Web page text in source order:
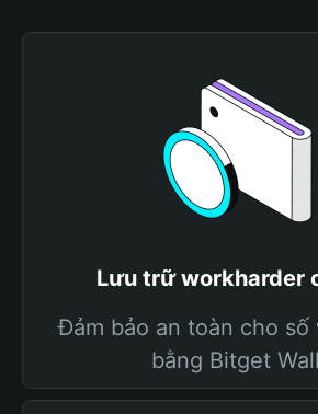
Lưu trữ workharder
Đảm bảo an toàn cho số
bằng Bitget